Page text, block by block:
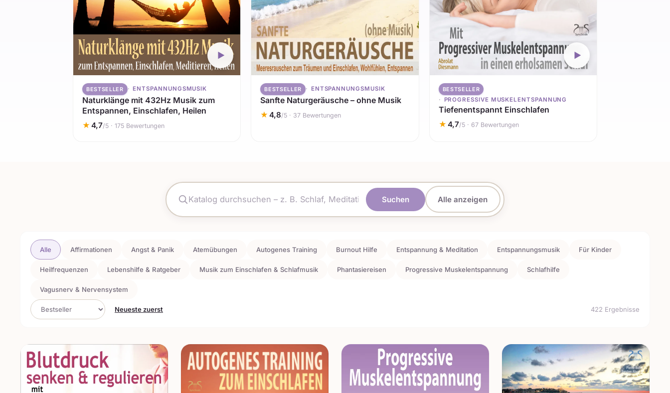
BESTSELLER ENTSPANNUNGSMUSIK
Naturklänge mit 432Hz Musik zum
Entspannen, Einschlafen, Heilen
★ 4,7/5 · 175 Bewertungen
BESTSELLER ENTSPANNUNGSMUSIK
Sanfte Naturgeräusche – ohne Musik
★ 4,8/5 · 37 Bewertungen
BESTSELLER
PROGRESSIVE MUSKELENTSPANNUNG
Tiefenentspannt Einschlafen
★ 4,7/5 · 67 Bewertungen
Suchen Alle anzeigen
Alle Affirmationen Angst & Panik Atemübungen Autogenes Training Burnout Hilfe Entspannung & Meditation Entspannungsmusik Für Kinder
Heilfrequenzen Lebenshilfe & Ratgeber Musik zum Einschlafen & Schlafmusik Phantasiereisen Progressive Muskelentspannung Schlafhilfe
Vagusnerv & Nervensystem
Neueste zuerst 422 Ergebnisse